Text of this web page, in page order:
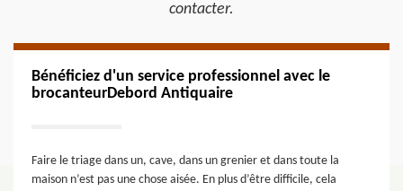
contacter.
Bénéficiez d'un service professionnel avec le
brocanteurDebord Antiquaire
Faire le triage dans un, cave, dans un grenier et dans toute la
maison n’est pas une chose aisée. En plus d’être difficile, cela